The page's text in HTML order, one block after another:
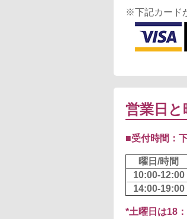
※下記カード
営業日と
■受付時間：
曜日/時間
10:00-12:00
14:00-19:00
*土曜日は18